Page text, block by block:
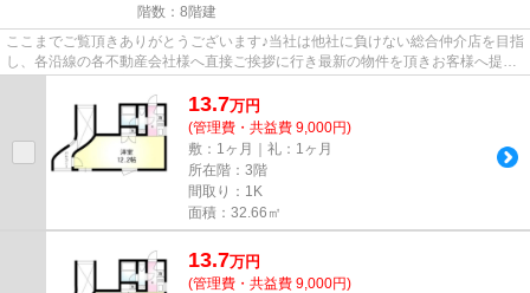
階数：8階建
ここまでご覧頂きありがとうございます♪当社は他社に負けない総合仲介店を目指
し、各沿線の各不動産会社様へ直接ご挨拶に行き最新の物件を頂きお客様へ提供
13.7万円
(管理費・共益費 9,000円)
敷：1ヶ月｜礼：1ヶ月
所在階：3階
間取り：1K
面積：32.66㎡
13.7万円
(管理費・共益費 9,000円)